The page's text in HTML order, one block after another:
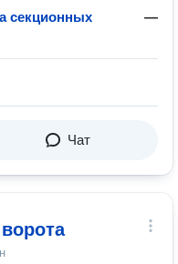
секционных
—
Чат